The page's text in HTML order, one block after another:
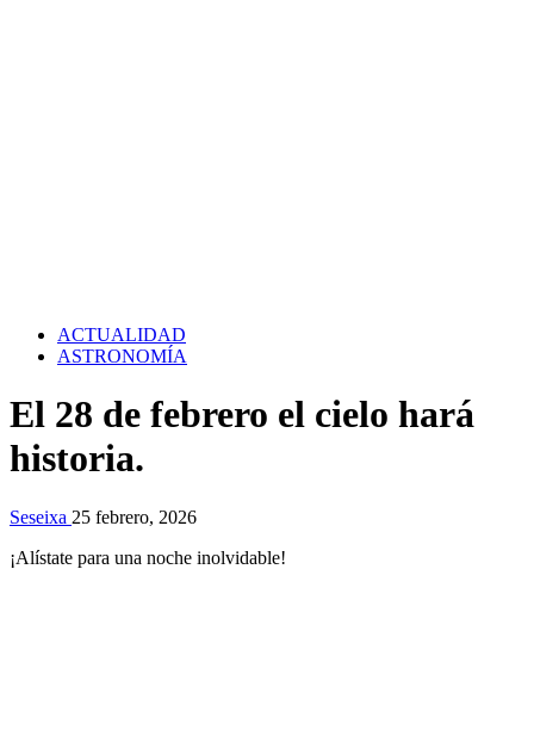
ACTUALIDAD
ASTRONOMÍA
El 28 de febrero el cielo hará
historia.
Seseixa 25 febrero, 2026
¡Alístate para una noche inolvidable!